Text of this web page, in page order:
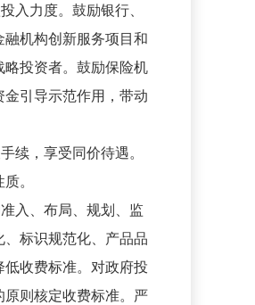
入力度。鼓励银行、
机构创新服务项目和
投资者。鼓励保险机
引导示范作用，带动
续，享受同价待遇。
。
入、布局、规划、监
标识规范化、产品品
收费标准。对政府投
则核定收费标准。严